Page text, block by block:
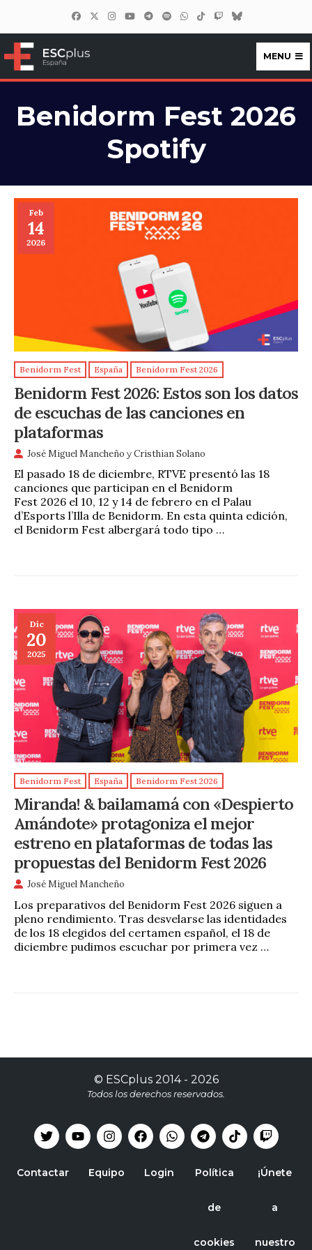
ESCplus España
MENU
Benidorm Fest 2026
Spotify
Feb
14
2026
Benidorm Fest España Benidorm Fest 2026
Benidorm Fest 2026: Estos son los datos
de escuchas de las canciones en
plataformas
José Miguel Mancheño yCristhian Solano
El pasado 18 de diciembre, RTVE presentó las 18
canciones que participan en el Benidorm
Fest 2026 el 10, 12 y 14 de febrero en el Palau
d’Esports l’Illa de Benidorm. En esta quinta edición,
el Benidorm Fest albergará todo tipo …
Dic
20
2025
Benidorm Fest España Benidorm Fest 2026
Miranda! & bailamamá con «Despierto
Amándote» protagoniza el mejor
estreno en plataformas de todas las
propuestas del Benidorm Fest 2026
José Miguel Mancheño
Los preparativos del Benidorm Fest 2026 siguen a
pleno rendimiento. Tras desvelarse las identidades
de los 18 elegidos del certamen español, el 18 de
diciembre pudimos escuchar por primera vez …
© ESCplus2014 - 2026
Todos los derechos reservados.
Contactar Equipo Login Política
de
cookies
¡Únete
a
nuestro